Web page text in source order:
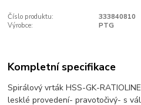
Číslo produktu:
333840810
Výrobce:
PTG
Kompletní specifikace
Spirálový vrták HSS-GK-
lesklé provedení- pravotočivý- s